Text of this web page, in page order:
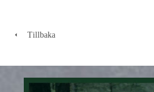
Tillbaka